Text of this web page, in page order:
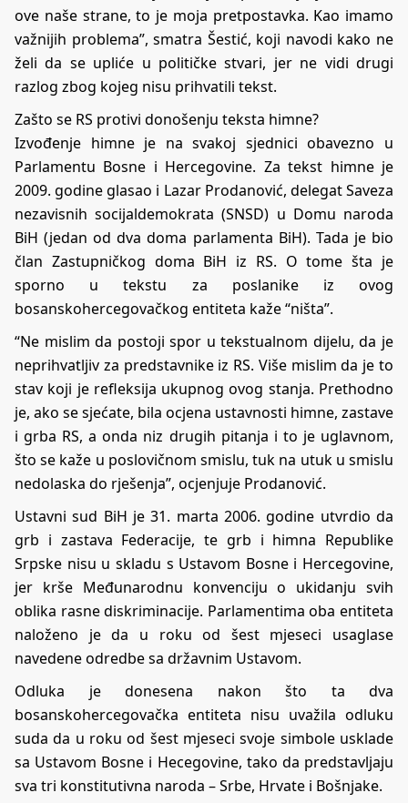
ove naše strane, to je moja pretpostavka. Kao imamo
važnijih problema”, smatra Šestić, koji navodi kako ne
želi da se upliće u političke stvari, jer ne vidi drugi
razlog zbog kojeg nisu prihvatili tekst.
Zašto se RS protivi donošenju teksta himne?
Izvođenje himne je na svakoj sjednici obavezno u
Parlamentu Bosne i Hercegovine. Za tekst himne je
2009. godine glasao i Lazar Prodanović, delegat Saveza
nezavisnih socijaldemokrata (SNSD) u Domu naroda
BiH (jedan od dva doma parlamenta BiH). Tada je bio
član Zastupničkog doma BiH iz RS. O tome šta je
sporno u tekstu za poslanike iz ovog
bosanskohercegovačkog entiteta kaže “ništa”.
“Ne mislim da postoji spor u tekstualnom dijelu, da je
neprihvatljiv za predstavnike iz RS. Više mislim da je to
stav koji je refleksija ukupnog ovog stanja. Prethodno
je, ako se sjećate, bila ocjena ustavnosti himne, zastave
i grba RS, a onda niz drugih pitanja i to je uglavnom,
što se kaže u poslovičnom smislu, tuk na utuk u smislu
nedolaska do rješenja”, ocjenjuje Prodanović.
Ustavni sud BiH je 31. marta 2006. godine utvrdio da
grb i zastava Federacije, te grb i himna Republike
Srpske nisu u skladu s Ustavom Bosne i Hercegovine,
jer krše Međunarodnu konvenciju o ukidanju svih
oblika rasne diskriminacije. Parlamentima oba entiteta
naloženo je da u roku od šest mjeseci usaglase
navedene odredbe sa državnim Ustavom.
Odluka je donesena nakon što ta dva
bosanskohercegovačka entiteta nisu uvažila odluku
suda da u roku od šest mjeseci svoje simbole usklade
sa Ustavom Bosne i Hecegovine, tako da predstavljaju
sva tri konstitutivna naroda – Srbe, Hrvate i Bošnjake.